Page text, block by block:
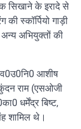
सिखाने के इरादे से
स्कॉर्पियो गाड़ी
अन्य अभियुक्तों की
व0उ0नि0 आशीष
कुंदन राम (एसओजी
धर्मेंद्र बिष्ट,
शामिल थे।